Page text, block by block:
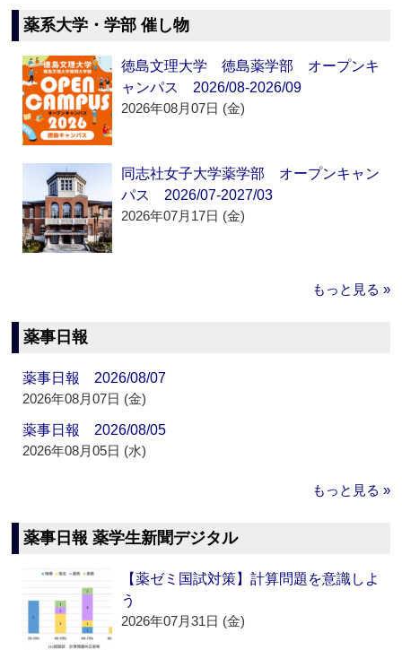
薬系大学・学部 催し物
徳島文理大学 徳島薬学部 オープンキ
ャンパス 2026/08-2026/09
2026年08月07日 (金)
同志社女子大学薬学部 オープンキャン
パス 2026/07-2027/03
2026年07月17日 (金)
もっと見る »
薬事日報
薬事日報 2026/08/07
2026年08月07日 (金)
薬事日報 2026/08/05
2026年08月05日 (水)
もっと見る »
薬事日報 薬学生新聞デジタル
【薬ゼミ国試対策】計算問題を意識しよ
う
2026年07月31日 (金)